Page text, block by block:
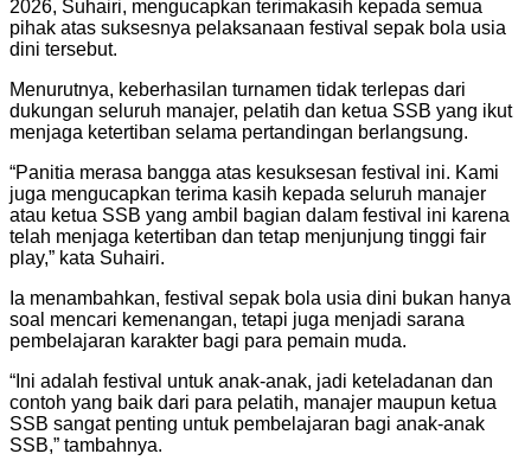
2026, Suhairi, mengucapkan terimakasih kepada semua
pihak atas suksesnya pelaksanaan festival sepak bola usia
dini tersebut.
Menurutnya, keberhasilan turnamen tidak terlepas dari
dukungan seluruh manajer, pelatih dan ketua SSB yang ikut
menjaga ketertiban selama pertandingan berlangsung.
“Panitia merasa bangga atas kesuksesan festival ini. Kami
juga mengucapkan terima kasih kepada seluruh manajer
atau ketua SSB yang ambil bagian dalam festival ini karena
telah menjaga ketertiban dan tetap menjunjung tinggi fair
play,” kata Suhairi.
Ia menambahkan, festival sepak bola usia dini bukan hanya
soal mencari kemenangan, tetapi juga menjadi sarana
pembelajaran karakter bagi para pemain muda.
“Ini adalah festival untuk anak-anak, jadi keteladanan dan
contoh yang baik dari para pelatih, manajer maupun ketua
SSB sangat penting untuk pembelajaran bagi anak-anak
SSB,” tambahnya.